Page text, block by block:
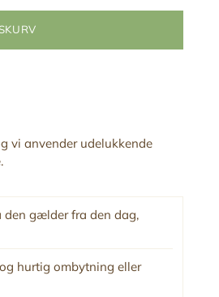
vi anvender udelukkende
gælder fra den dag,
hurtig ombytning eller